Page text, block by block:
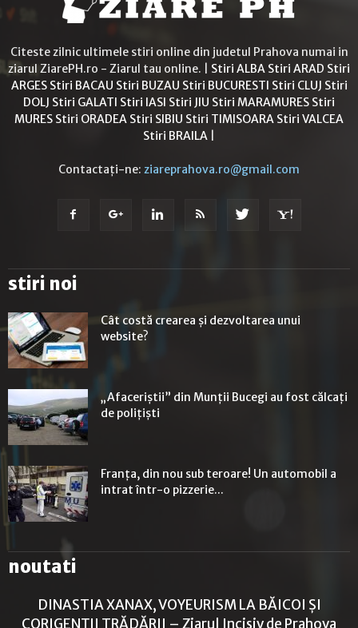
Citeste zilnic ultimele stiri online din judetul Prahova numai in
ziarul ZiarePH.ro - Ziarul tau online. | Stiri ALBA Stiri ARAD Stiri
ARGES Stiri BACAU Stiri BUZAU Stiri BUCURESTI Stiri CLUJ Stiri
DOLJ Stiri GALATI Stiri IASI Stiri JIU Stiri MARAMURES Stiri
MURES Stiri ORADEA Stiri SIBIU Stiri TIMISOARA Stiri VALCEA
Stiri BRAILA
Contactați-ne: ziareprahova.ro@gmail.com
stiri noi
Cât costă crearea și dezvoltarea unui
website?
„Afaceriștii” din Munții Bucegi au fost călcați
de polițiști
Franța, din nou sub teroare! Un automobil a
intrat într-o pizzerie...
noutati
DINASTIA XANAX, VOYEURISM LA BĂICOI ȘI
CORIGENȚII TRĂDĂRII – Ziarul Incisiv de Prahova